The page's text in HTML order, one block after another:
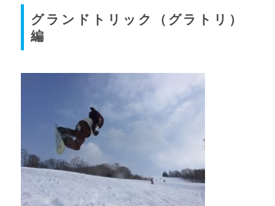
グランドトリック（グラトリ）
編